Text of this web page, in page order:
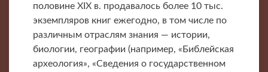
половине XIX в. продавалось более 10 тыс.
экземпляров книг ежегодно, в том числе по
различным отраслям знания — истории,
биологии, географии (например, «Библейская
археология», «Сведения о государственном